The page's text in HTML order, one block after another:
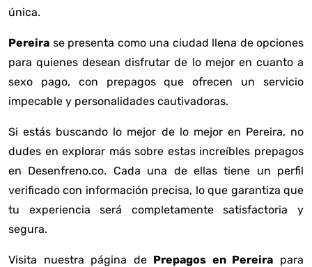
única.
Pereira se presenta como una ciudad llena de opciones
para quienes desean disfrutar de lo mejor en cuanto a
sexo pago, con prepagos que ofrecen un servicio
impecable y personalidades cautivadoras.
Si estás buscando lo mejor de lo mejor en Pereira, no
dudes en explorar más sobre estas increíbles prepagos
en Desenfreno.co. Cada una de ellas tiene un perfil
verificado con información precisa, lo que garantiza que
tu experiencia será completamente satisfactoria y
segura.
Visita nuestra página de Prepagos en Pereira para